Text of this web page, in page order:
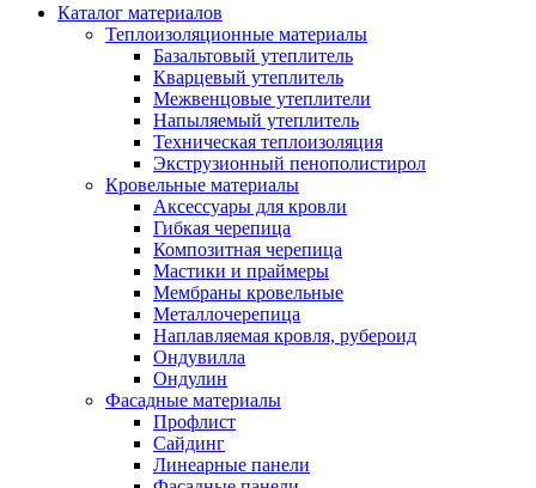
Каталог материалов
Теплоизоляционные материалы
Базальтовый утеплитель
Кварцевый утеплитель
Межвенцовые утеплители
Напыляемый утеплитель
Техническая теплоизоляция
Экструзионный пенополистирол
Кровельные материалы
Аксессуары для кровли
Гибкая черепица
Композитная черепица
Мастики и праймеры
Мембраны кровельные
Металлочерепица
Наплавляемая кровля, рубероид
Ондувилла
Ондулин
Фасадные материалы
Профлист
Сайдинг
Линеарные панели